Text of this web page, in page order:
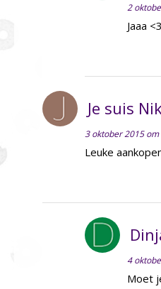
2
Jaaa <3
Je suis
3 oktober 2015 om
Leuke
4
Moet